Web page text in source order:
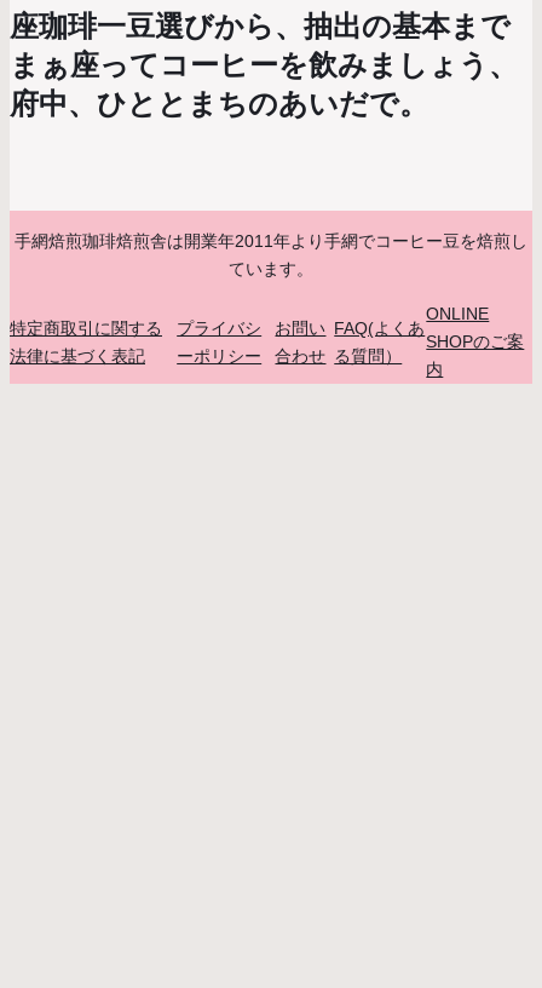
座珈琲一豆選びから、抽出の基本まで
まぁ座ってコーヒーを飲みましょう、
府中、ひととまちのあいだで。
手網焙煎珈琲焙煎舎は開業年2011年より手網でコーヒー豆を焙煎し
ています。
特定商取引に関する
法律に基づく表記
プライバシ
ーポリシー
お問い
合わせ
FAQ(よくあ
る質問）
ONLINE
SHOPのご案
内